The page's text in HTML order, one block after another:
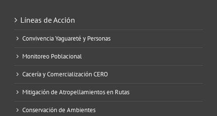
Líneas de Acción
Convivencia Yaguareté y Personas
Monitoreo Poblacional
Cacería y Comercialización CERO
Mitigación de Atropellamientos en Rutas
Conservación de Ambientes